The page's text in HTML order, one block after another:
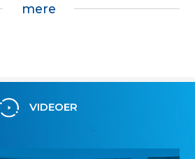
mere
VIDEOER